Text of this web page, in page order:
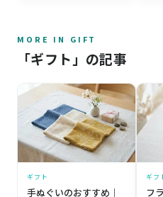
MORE IN GIFT
「ギフト」の記事
ギフト
手ぬぐいのおすすめ｜
ギフ
フ